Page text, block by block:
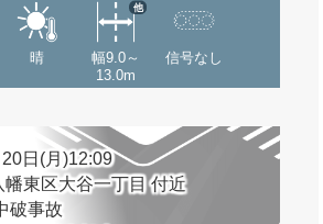
晴
幅9.0～
13.0m
他
信号なし
日(月)12:09
幡東区大谷一丁目 付近
破事故